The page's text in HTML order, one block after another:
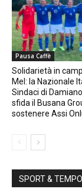
Pausa Caffè
Solidarietà in
Mel: la Nazionale
Sindaci di
sfida il Busana
sostenere Assi
SPORT &